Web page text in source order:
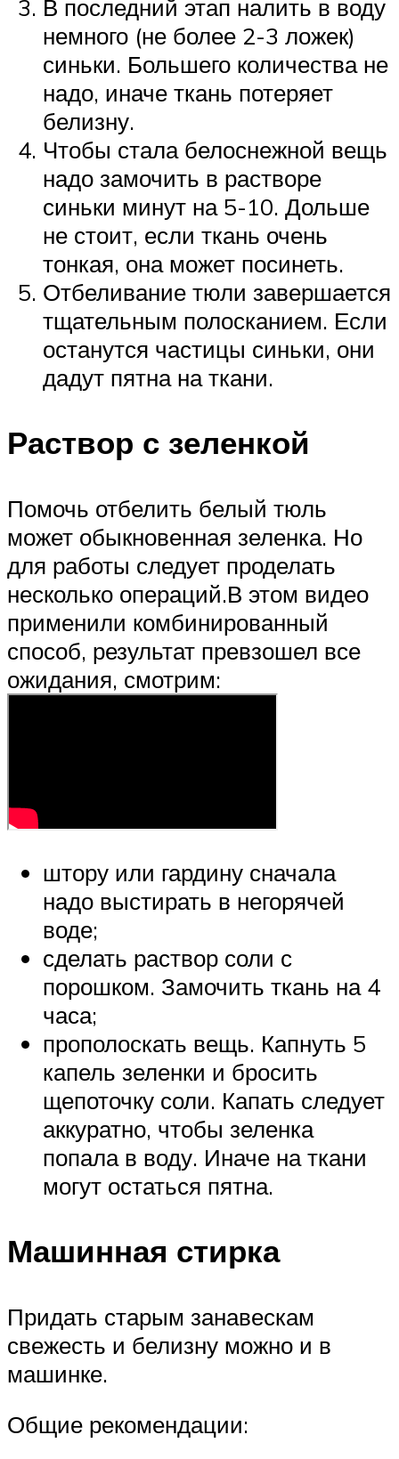
В последний этап налить в воду
немного (не более 2-3 ложек)
синьки. Большего количества не
надо, иначе ткань потеряет
белизну.
Чтобы стала белоснежной вещь
надо замочить в растворе
синьки минут на 5-10. Дольше
не стоит, если ткань очень
тонкая, она может посинеть.
Отбеливание тюли завершается
тщательным полосканием. Если
останутся частицы синьки, они
дадут пятна на ткани.
Раствор с зеленкой
Помочь отбелить белый тюль
может обыкновенная зеленка. Но
для работы следует проделать
несколько операций.В этом видео
применили комбинированный
способ, результат превзошел все
ожидания, смотрим:
штору или гардину сначала
надо выстирать в негорячей
воде;
сделать раствор соли с
порошком. Замочить ткань на 4
часа;
прополоскать вещь. Капнуть 5
капель зеленки и бросить
щепоточку соли. Капать следует
аккуратно, чтобы зеленка
попала в воду. Иначе на ткани
могут остаться пятна.
Машинная стирка
Придать старым занавескам
свежесть и белизну можно и в
машинке.
Общие рекомендации: